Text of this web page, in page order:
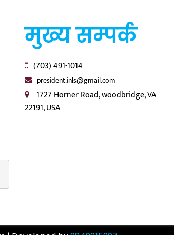
मुख्य सम्पर्क
(703) 491-1014
president.inls@gmail.com
1727 Horner Road, woodbridge, VA
22191, USA